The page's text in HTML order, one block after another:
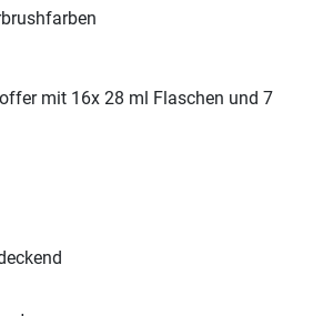
mit 16x 28 ml Flaschen und 7